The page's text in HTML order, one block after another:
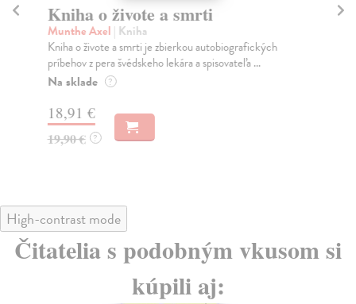
Kniha o živote a smrti
Munthe Axel | Kniha
Kniha o živote a smrti je zbierkou autobiografických
príbehov z pera švédskeho lekára a spisovateľa ...
Na sklade ?
18,91 €
19,90 € ?
High-contrast mode
Čitatelia s podobným vkusom si
kúpili aj: